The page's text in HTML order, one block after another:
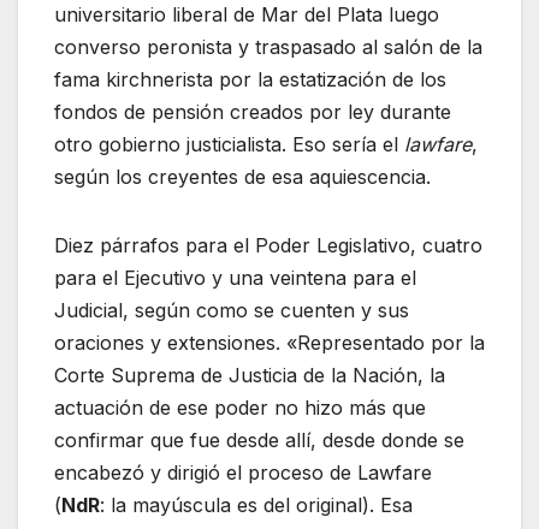
universitario liberal de Mar del Plata luego
converso peronista y traspasado al salón de la
fama kirchnerista por la estatización de los
fondos de pensión creados por ley durante
otro gobierno justicialista. Eso sería el lawfare,
según los creyentes de esa aquiescencia.
Diez párrafos para el Poder Legislativo, cuatro
para el Ejecutivo y una veintena para el
Judicial, según como se cuenten y sus
oraciones y extensiones. «Representado por la
Corte Suprema de Justicia de la Nación, la
actuación de ese poder no hizo más que
confirmar que fue desde allí, desde donde se
encabezó y dirigió el proceso de Lawfare
(NdR: la mayúscula es del original). Esa